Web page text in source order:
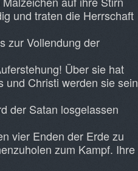
und traten die Herrschaft
zur Vollendung der
Über sie hat
und Christi werden sie sein
der Satan losgelassen
vier Enden der Erde zu
zum Kampf. Ihre